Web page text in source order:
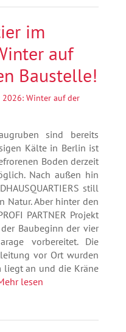
im
auf
Baustelle!
sind bereits
Kälte in Berlin ist
Boden derzeit
Nach außen hin
still
Natur. Aber hinter den
PARTNER Projekt
Baubeginn der vier
vorbereitet. Die
vor Ort wurden
liegt an und die Kräne
lesen